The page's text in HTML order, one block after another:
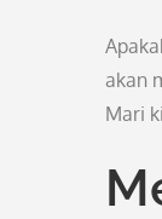
akan
Mari